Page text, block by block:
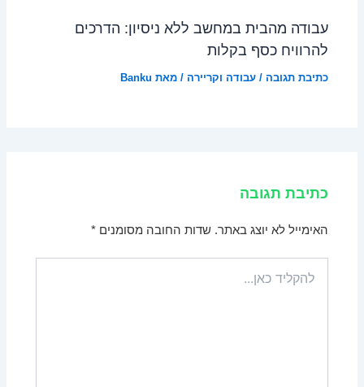
עבודה מהבית במחשב ללא ניסיון: הדרכים
להרוויח כסף בקלות
כתיבת תגובה /עבודה וקריירה / מאת Banku
כתיבת תגובה
האימייל לא יוצג באתר. שדות החובה מסומנים*
כאן...